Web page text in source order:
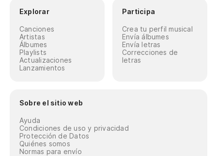
Explorar
Canciones
Artistas
Álbumes
Playlists
Actualizaciones
Lanzamientos
Participa
Crea tu perfil musical
Envía álbumes
Envía letras
Correcciones de
letras
Sobre el sitio web
Ayuda
Condiciones de uso y privacidad
Protección de Datos
Quiénes somos
Normas para envío